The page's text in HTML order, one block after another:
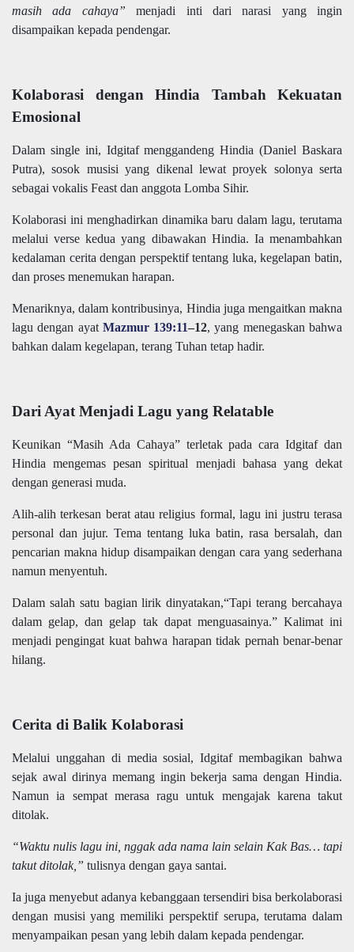
masih ada cahaya” menjadi inti dari narasi yang ingin
disampaikan kepada pendengar.
Kolaborasi dengan Hindia Tambah Kekuatan
Emosional
Dalam single ini, Idgitaf menggandeng Hindia (Daniel Baskara
Putra), sosok musisi yang dikenal lewat proyek solonya serta
sebagai vokalis Feast dan anggota Lomba Sihir.
Kolaborasi ini menghadirkan dinamika baru dalam lagu, terutama
melalui verse kedua yang dibawakan Hindia. Ia menambahkan
kedalaman cerita dengan perspektif tentang luka, kegelapan batin,
dan proses menemukan harapan.
Menariknya, dalam kontribusinya, Hindia juga mengaitkan makna
lagu dengan ayat Mazmur 139:11–12, yang menegaskan bahwa
bahkan dalam kegelapan, terang Tuhan tetap hadir.
Dari Ayat Menjadi Lagu yang Relatable
Keunikan “Masih Ada Cahaya” terletak pada cara Idgitaf dan
Hindia mengemas pesan spiritual menjadi bahasa yang dekat
dengan generasi muda.
Alih-alih terkesan berat atau religius formal, lagu ini justru terasa
personal dan jujur. Tema tentang luka batin, rasa bersalah, dan
pencarian makna hidup disampaikan dengan cara yang sederhana
namun menyentuh.
Dalam salah satu bagian lirik dinyatakan,“Tapi terang bercahaya
dalam gelap, dan gelap tak dapat menguasainya.” Kalimat ini
menjadi pengingat kuat bahwa harapan tidak pernah benar-benar
hilang.
Cerita di Balik Kolaborasi
Melalui unggahan di media sosial, Idgitaf membagikan bahwa
sejak awal dirinya memang ingin bekerja sama dengan Hindia.
Namun ia sempat merasa ragu untuk mengajak karena takut
ditolak.
“Waktu nulis lagu ini, nggak ada nama lain selain Kak Bas… tapi
takut ditolak,” tulisnya dengan gaya santai.
Ia juga menyebut adanya kebanggaan tersendiri bisa berkolaborasi
dengan musisi yang memiliki perspektif serupa, terutama dalam
menyampaikan pesan yang lebih dalam kepada pendengar.